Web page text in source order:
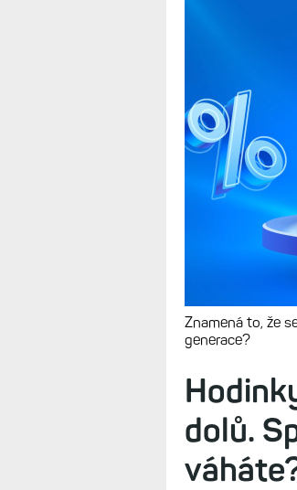
Znamená to, že
generace?
dolů.